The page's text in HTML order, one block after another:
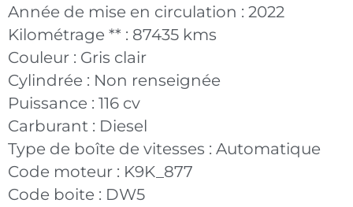
Année de mise en circulation : 2022
Kilométrage ** : 87435 kms
Couleur : Gris clair
Cylindrée : Non renseignée
Puissance : 116 cv
Carburant : Diesel
Type de boîte de vitesses : Automatique
Code moteur : K9K_877
Code boite : DW5